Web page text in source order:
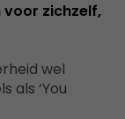
voor zichzelf,
wel
als ‘You